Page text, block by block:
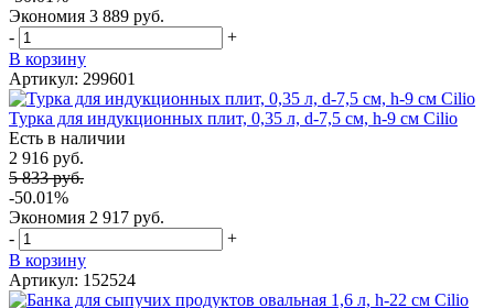
Экономия 3 889 руб.
-
+
В корзину
Артикул: 299601
Турка для индукционных плит, 0,35 л, d-7,5 см, h-9 см Cilio
Есть в наличии
2 916 руб.
5 833 руб.
-50.01%
Экономия 2 917 руб.
-
+
В корзину
Артикул: 152524